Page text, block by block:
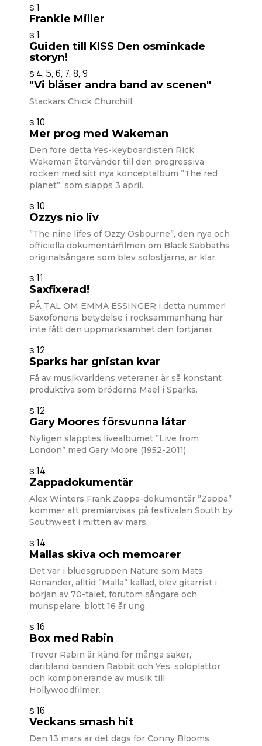
s 1
Frankie Miller
s 1
Guiden till KISS Den osminkade
storyn!
s 4, 5, 6, 7, 8, 9
"Vi blåser andra band av scenen"
Stackars Chick Churchill.
s 10
Mer prog med Wakeman
Den före detta Yes-keyboardisten Rick
Wakeman återvänder till den progressiva
rocken med sitt nya konceptalbum ”The red
planet”, som släpps 3 april.
s 10
Ozzys nio liv
”The nine lifes of Ozzy Osbourne”, den nya och
officiella dokumentärfilmen om Black Sabbaths
originalsångare som blev solostjärna, är klar.
s 11
Saxfixerad!
PÅ TAL OM EMMA ESSINGER i detta nummer!
Saxofonens betydelse i rocksammanhang har
inte fått den uppmärksamhet den förtjänar.
s 12
Sparks har gnistan kvar
Få av musikvärldens veteraner är så konstant
produktiva som bröderna Mael i Sparks.
s 12
Gary Moores försvunna låtar
Nyligen släpptes livealbumet ”Live from
London” med Gary Moore (1952-2011).
s 14
Zappadokumentär
Alex Winters Frank Zappa-dokumentär ”Zappa”
kommer att premiärvisas på festivalen South by
Southwest i mitten av mars.
s 14
Mallas skiva och memoarer
Det var i bluesgruppen Nature som Mats
Ronander, alltid ”Malla” kallad, blev gitarrist i
början av 70-talet, förutom sångare och
munspelare, blott 16 år ung.
s 16
Box med Rabin
Trevor Rabin är känd för många saker,
däribland banden Rabbit och Yes, soloplattor
och komponerande av musik till
Hollywoodfilmer.
s 16
Veckans smash hit
Den 13 mars är det dags för Conny Blooms